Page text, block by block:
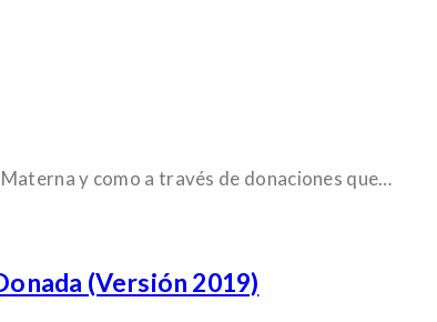
Materna y como a través de donaciones que…
(versión 2019)